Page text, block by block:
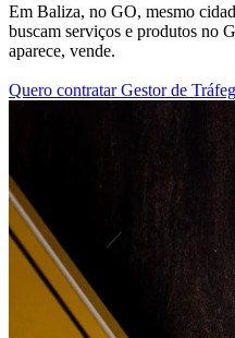
Em Baliza, no GO, mesmo
buscam serviços e produtos no
aparece, vende.
Quero contratar Gestor de